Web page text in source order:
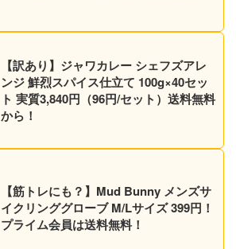
【訳あり】ジャワカレー シェフズアレ
ンジ 鮮烈スパイス仕立て 100g×40セッ
ト 実質3,840円（96円/セット）送料無料
から！
【筋トレにも？】Mud Bunny メンズサ
イクリンググローブ M/Lサイズ 399円！
プライム会員は送料無料！